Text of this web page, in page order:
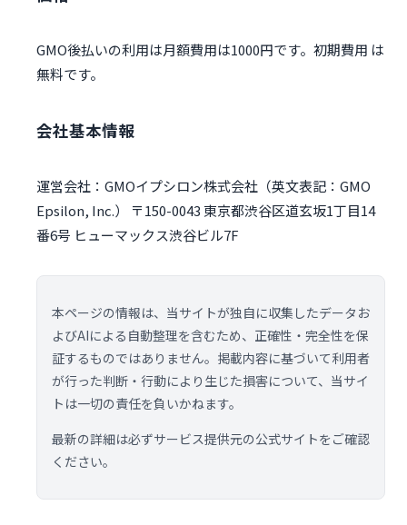
GMO後払いの利用は月額費用は1000円です。初期費用 は
無料です。
会社基本情報
運営会社：GMOイプシロン株式会社（英文表記：GMO
Epsilon, Inc.） 〒150-0043 東京都渋谷区道玄坂1丁目14
番6号 ヒューマックス渋谷ビル7F
本ページの情報は、当サイトが独自に収集したデータお
よびAIによる自動整理を含むため、正確性・完全性を保
証するものではありません。掲載内容に基づいて利用者
が行った判断・行動により生じた損害について、当サイ
トは一切の責任を負いかねます。
最新の詳細は必ずサービス提供元の公式サイトをご確認
ください。